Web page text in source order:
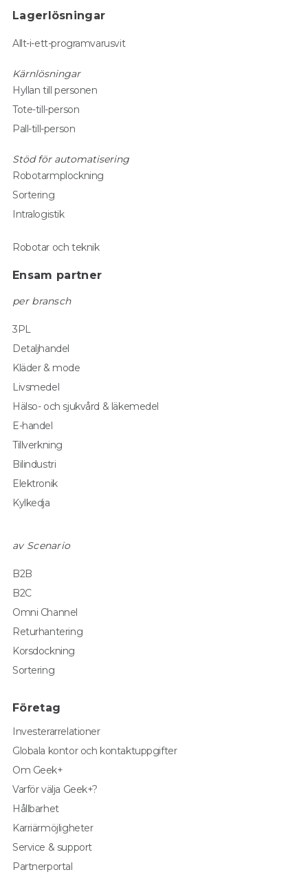
Lagerlösningar
Allt-i-ett-programvarusvit
Kärnlösningar
Hyllan till personen
Tote-till-person
Pall-till-person
Stöd för automatisering
Robotarmplockning
Sortering
Intralogistik
Robotar och teknik
Ensam partner
per bransch
3PL
Detaljhandel
Kläder & mode
Livsmedel
Hälso- och sjukvård & läkemedel
E-handel
Tillverkning
Bilindustri
Elektronik
Kylkedja
av Scenario
B2B
B2C
Omni Channel
Returhantering
Korsdockning
Sortering
Företag
Investerarrelationer
Globala kontor och kontaktuppgifter
Om Geek+
Varför välja Geek+?
Hållbarhet
Karriärmöjligheter
Service & support
Partnerportal